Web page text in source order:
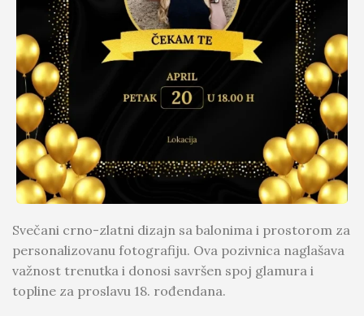
Svečani crno-zlatni dizajn sa balonima i prostorom za
personalizovanu fotografiju. Ova pozivnica naglašava
važnost trenutka i donosi savršen spoj glamura i
topline za proslavu 18. rođendana.